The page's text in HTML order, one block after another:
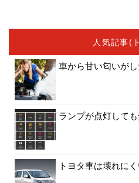
人気記事(
車から甘い匂いが
ランプが点灯して
トヨタ車は壊れに